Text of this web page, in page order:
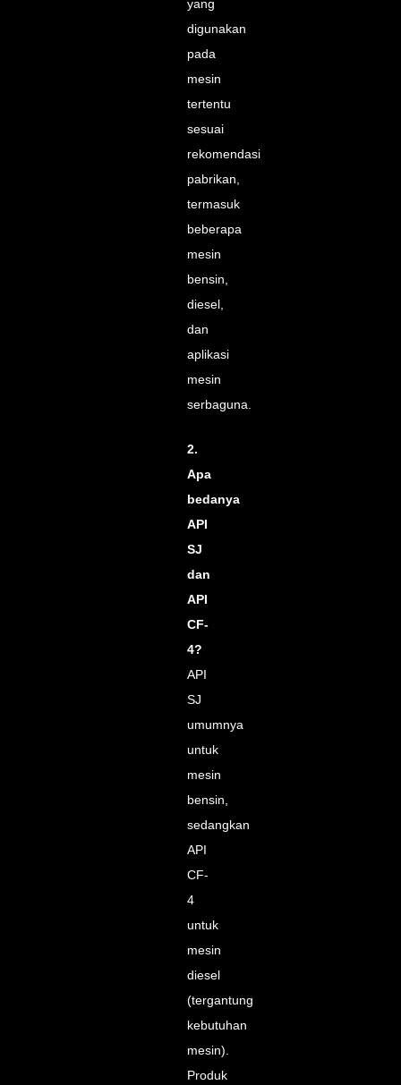
yang
digunakan
pada
mesin
tertentu
sesuai
rekomendasi
pabrikan,
termasuk
beberapa
mesin
bensin,
diesel,
dan
aplikasi
mesin
serbaguna.
2.
Apa
bedanya
API
SJ
dan
API
CF-
4?
API
SJ
umumnya
untuk
mesin
bensin,
sedangkan
API
CF-
4
untuk
mesin
diesel
(tergantung
kebutuhan
mesin).
Produk